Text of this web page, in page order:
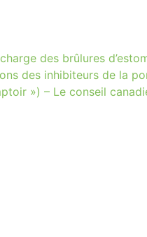
des brûlures
des inhibiteurs de la
») – Le conseil